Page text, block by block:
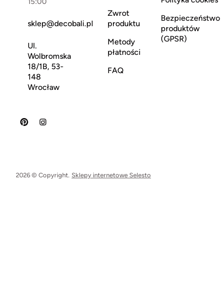
sklep@decobali.pl
Ul.
Wolbromska
18/1B, 53-
148
Wrocław
Zwrot
produktu
Metody
płatności
FAQ
Bezpieczeństwo
produktów
(GPSR)
2026 © Copyright. Sklepy internetowe Selesto